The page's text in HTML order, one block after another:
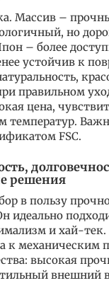
Массив –
но
– более
устойчив к
правильном
цена,
температур.
FSC.
решения
в пользу
идеально
и хай-тек.
к механическим
высокая
внешний